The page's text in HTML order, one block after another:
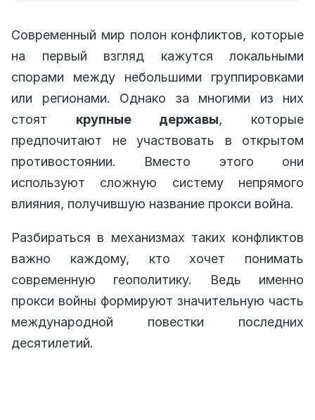
Современный мир полон конфликтов, которые
на первый взгляд кажутся локальными
спорами между небольшими группировками
или регионами. Однако за многими из них
стоят крупные державы, которые
предпочитают не участвовать в открытом
противостоянии. Вместо этого они
используют сложную систему непрямого
влияния, получившую название прокси война.
Разбираться в механизмах таких конфликтов
важно каждому, кто хочет понимать
современную геополитику. Ведь именно
прокси войны формируют значительную часть
международной повестки последних
десятилетий.